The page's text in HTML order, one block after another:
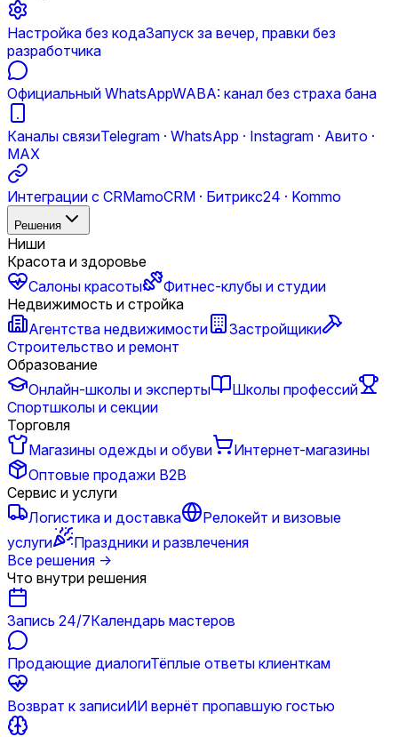
Настройка без кодаЗапуск за вечер, правки без
разработчика
Официальный WhatsAppWABA: канал без страха бана
Каналы связиTelegram · WhatsApp · Instagram · Авито ·
MAX
Интеграции с CRMamoCRM · Битрикс24 · Kommo
Решения
Ниши
Красота и здоровье
Салоны красоты
Фитнес-клубы и студии
Недвижимость и стройка
Агентства недвижимости
Застройщики
Строительство и ремонт
Образование
Онлайн-школы и эксперты
Школы профессий
Спортшколы и секции
Торговля
Магазины одежды и обуви
Интернет-магазины
Оптовые продажи B2B
Сервис и услуги
Логистика и доставка
Релокейт и визовые
услуги
Праздники и развлечения
Все решения →
Что внутри решения
Запись 24/7Календарь мастеров
Продающие диалогиТёплые ответы клиенткам
Возврат к записиИИ вернёт пропавшую гостью